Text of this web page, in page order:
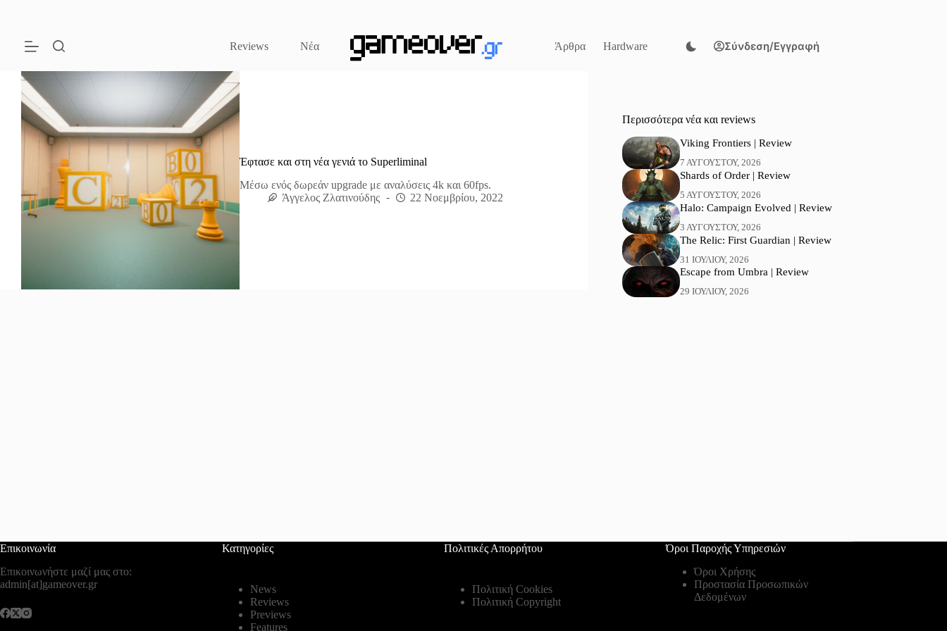
Reviews
Νέα Άρθρα Hardware Σύνδεση/Εγγραφή
Έφτασε και στη νέα γενιά το Superliminal
Μέσω ενός δωρεάν upgrade με αναλύσεις 4k και 60fps.
Άγγελος Ζλατινούδης
22 Νοεμβρίου, 2022
Περισσότερα νέα και reviews
Viking Frontiers | Review
7 ΑΥΓΟΎΣΤΟΥ, 2026
Shards of Order | Review
5 ΑΥΓΟΎΣΤΟΥ, 2026
Halo: Campaign Evolved | Review
3 ΑΥΓΟΎΣΤΟΥ, 2026
The Relic: First Guardian | Review
31 ΙΟΥΛΊΟΥ, 2026
Escape from Umbra | Review
29 ΙΟΥΛΊΟΥ, 2026
Επικοινωνία
Επικοινωνήστε μαζί μας στο:
admin[at]gameover.gr
Κατηγορίες
News
Reviews
Previews
Features
Πολιτικές Απορρήτου
Πολιτική Cookies
Πολιτική Copyright
Όροι Παροχής Υπηρεσιών
Όροι Χρήσης
Προστασία Προσωπικών
Δεδομένων